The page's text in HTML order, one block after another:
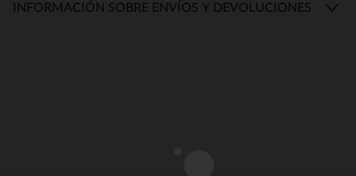
INFORMACIÓN SOBRE ENVÍOS Y DEVOLUCIONES